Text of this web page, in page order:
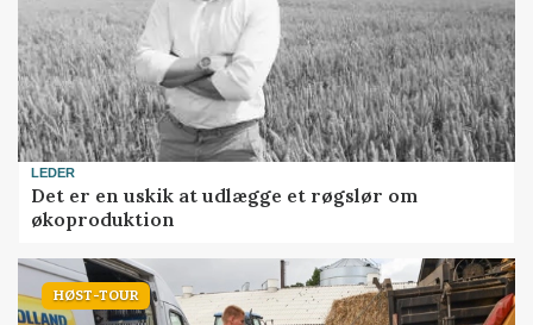
LEDER
Det er en uskik at udlægge et røgslør om
økoproduktion
HØST-TOUR